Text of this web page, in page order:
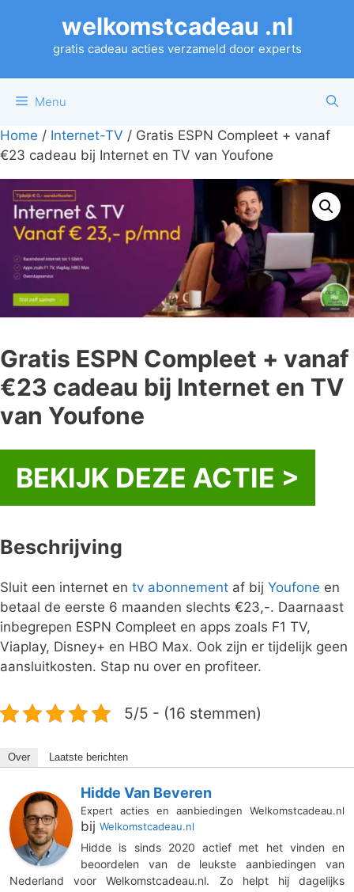
welkomstcadeau .nl
gratis cadeau acties verzameld door experts
Menu
Home / Internet-TV / Gratis ESPN Compleet + vanaf
€23 cadeau bij Internet en TV van Youfone
Gratis ESPN Compleet + vanaf
€23 cadeau bij Internet en TV
van Youfone
BEKIJK DEZE ACTIE >
Beschrijving
Sluit een internet en tv abonnement af bij Youfone en
betaal de eerste 6 maanden slechts €23,-. Daarnaast
inbegrepen ESPN Compleet en apps zoals F1 TV,
Viaplay, Disney+ en HBO Max. Ook zijn er tijdelijk geen
aansluitkosten. Stap nu over en profiteer.
5/5 - (16 stemmen)
Over Laatste berichten
Hidde Van Beveren
Expert acties en aanbiedingen Welkomstcadeau.nl
bij Welkomstcadeau.nl
Hidde is sinds 2020 actief met het vinden en
beoordelen van de leukste aanbiedingen van
Nederland voor Welkomstcadeau.nl. Zo helpt hij dagelijks